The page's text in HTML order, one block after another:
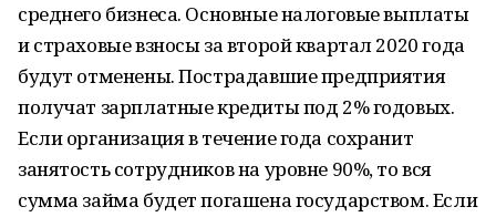
среднего бизнеса. Основные налоговые выплаты
и страховые взносы за второй квартал 2020 года
будут отменены. Пострадавшие предприятия
получат зарплатные кредиты под 2% годовых.
Если организация в течение года сохранит
занятость сотрудников на уровне 90%, то вся
сумма займа будет погашена государством. Если